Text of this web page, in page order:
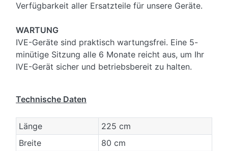
Verfügbarkeit aller Ersatzteile für unsere Geräte.
WARTUNG
IVE-Geräte sind praktisch wartungsfrei. Eine 5-
minütige Sitzung alle 6 Monate reicht aus, um Ihr
IVE-Gerät sicher und betriebsbereit zu halten.
Technische Daten
Länge
225 cm
Breite
80 cm